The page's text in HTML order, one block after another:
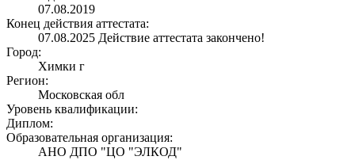
07.08.2019
Конец действия аттестата:
07.08.2025 Действие аттестата закончено!
Город:
Химки г
Регион:
Московская обл
Уровень квалификации:
Диплом:
Образовательная организация:
АНО ДПО "ЦО "ЭЛКОД"